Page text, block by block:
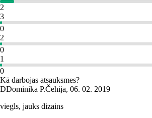
2
3
0
2
0
1
0
Kā darbojas atsauksmes?
DDominika P.Čehija, 06. 02. 2019
viegls, jauks dizains